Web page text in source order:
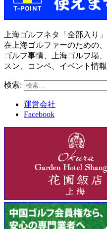
上海ゴルフネタ「全部入り」
在上海ゴルファーのための
ゴルフ事情、上海ゴルフ場
スン、コンペ、イベント情報
検索:
運営会社
Facebook